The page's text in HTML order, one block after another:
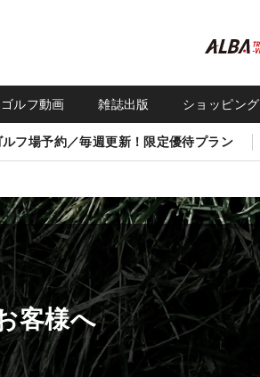
ゴルフ動画 雑誌出版 ショッピング
ルフ場予約／毎週更新！限定優待プラン
客様へ